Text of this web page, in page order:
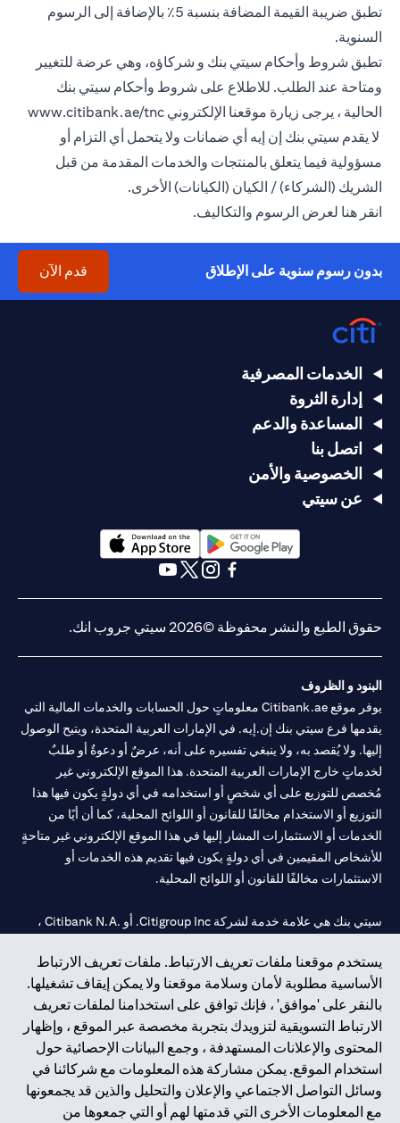
تطبق ضريبة القيمة المضافة بنسبة 5٪ بالإضافة إلى الرسوم
السنوية.
تطبق شروط وأحكام سيتي بنك و شركاؤه، وهي عرضة للتغيير
ومتاحة عند الطلب. للاطلاع على شروط وأحكام سيتي بنك
الحالية ، يرجى زيارة موقعنا الإلكتروني www.citibank.ae/tnc
لا يقدم سيتي بنك إن إيه أي ضمانات ولا يتحمل أي التزام أو
مسؤولية فيما يتعلق بالمنتجات والخدمات المقدمة من قبل
الشريك (الشركاء) / الكيان (الكيانات) الأخرى.
انقر هنا لعرض الرسوم والتكاليف.
بدون رسوم سنوية على الإطلاق قدم الآن
يستخدم موقعنا ملفات تعريف الارتباط. ملفات تعريف الارتباط
الأساسية مطلوبة لأمان وسلامة موقعنا ولا يمكن إيقاف تشغيلها.
بالنقر على 'موافق' ، فإنك توافق على استخدامنا لملفات تعريف
الارتباط التسويقية لتزويدك بتجربة مخصصة عبر الموقع ، وإظهار
المحتوى والإعلانات المستهدفة ، وجمع البيانات الإحصائية حول
استخدام الموقع. يمكن مشاركة هذه المعلومات مع شركائنا في
وسائل التواصل الاجتماعي والإعلان والتحليل والذين قد يجمعونها
مع المعلومات الأخرى التي قدمتها لهم أو التي جمعوها من
الخدمات المصرفية
إدارة الثروة
المساعدة والدعم
اتصل بنا
الخصوصية والأمن
عن سيتي
(opens in a new tab)
حقوق الطبع والنشر محفوظة ©2026 سيتي جروب انك.
البنود و الظروف
يوفر موقع Citibank.ae معلوماتٍ حول الحسابات والخدمات المالية التي
يقدمها فرع سيتي بنك إن.إيه. في الإمارات العربية المتحدة، ويتيح الوصول
إليها. ولا يُقصد به، ولا ينبغي تفسيره على أنه، عرضٌ أو دعوةٌ أو طلبٌ
لخدماتٍ خارج الإمارات العربية المتحدة. هذا الموقع الإلكتروني غير
مُخصص للتوزيع على أي شخصٍ أو استخدامه في أي دولةٍ يكون فيها هذا
التوزيع أو الاستخدام مخالفًا للقانون أو اللوائح المحلية، كما أن أيًا من
الخدمات أو الاستثمارات المشار إليها في هذا الموقع الإلكتروني غير متاحةٍ
للأشخاص المقيمين في أي دولةٍ يكون فيها تقديم هذه الخدمات أو
الاستثمارات مخالفًا للقانون أو اللوائح المحلية.
سيتي بنك هي علامة خدمة لشركة Citigroup Inc. أو .Citibank N.A ،
سيتي بنك إن. إيه. الإمارات مسجل لدى مصرف الإمارات المركزي تحت
أرقام التراخيص 202563 لفرع الوصل في دبي، 531989 لفرع مول
الإمارات في دبي، وCN-1002019لفرع أبوظبي. هاتف: 4000 311 04.
فرع سيتي بنك إن إيه - الإمارات العربية المتحدة مرخص من مصرف
الإمارات العربية المتحدة المركزي كفرع لبنك أجنبي.
سيتي بنك إن إيه الإمارات العربية المتحدة مرخص من هيئة الأوراق المالية
والسلع في الإمارات العربية المتحدة ("SCA") للقيام بالنشاط المالي لـ أ)